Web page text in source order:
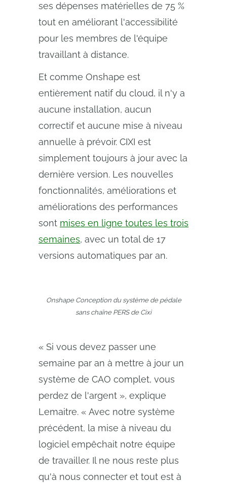
ses dépenses matérielles de 75 %
tout en améliorant l'accessibilité
pour les membres de l'équipe
travaillant à distance.
Et comme Onshape est
entièrement natif du cloud, il n'y a
aucune installation, aucun
correctif et aucune mise à niveau
annuelle à prévoir. CIXI est
simplement toujours à jour avec la
dernière version. Les nouvelles
fonctionnalités, améliorations et
améliorations des performances
sont mises en ligne toutes les trois
semaines, avec un total de 17
versions automatiques par an.
Onshape Conception du système de pédale
sans chaîne PERS de Cixi
« Si vous devez passer une
semaine par an à mettre à jour un
système de CAO complet, vous
perdez de l'argent », explique
Lemaitre. « Avec notre système
précédent, la mise à niveau du
logiciel empêchait notre équipe
de travailler. Il ne nous reste plus
qu'à nous connecter et tout est à